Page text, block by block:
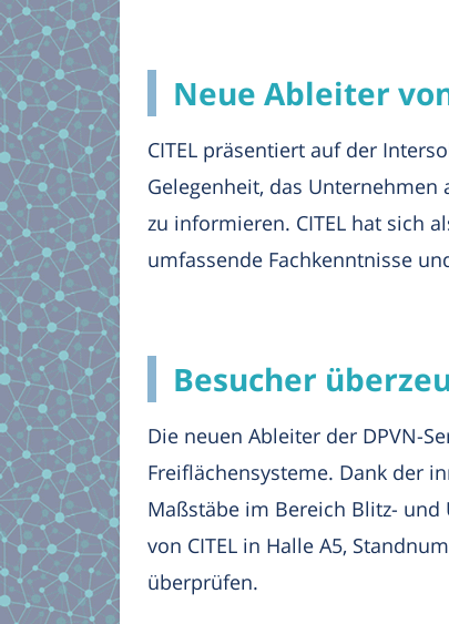
Neue Ableiter
CITEL präsentiert auf der
Gelegenheit, das
zu informieren. CITEL hat sich
umfassende Fachkenntnisse
Besucher
Die neuen Ableiter der DPVN-
Freiflächensysteme. Dank der
Maßstäbe im Bereich Blitz-
von CITEL in Halle A5,
überprüfen.